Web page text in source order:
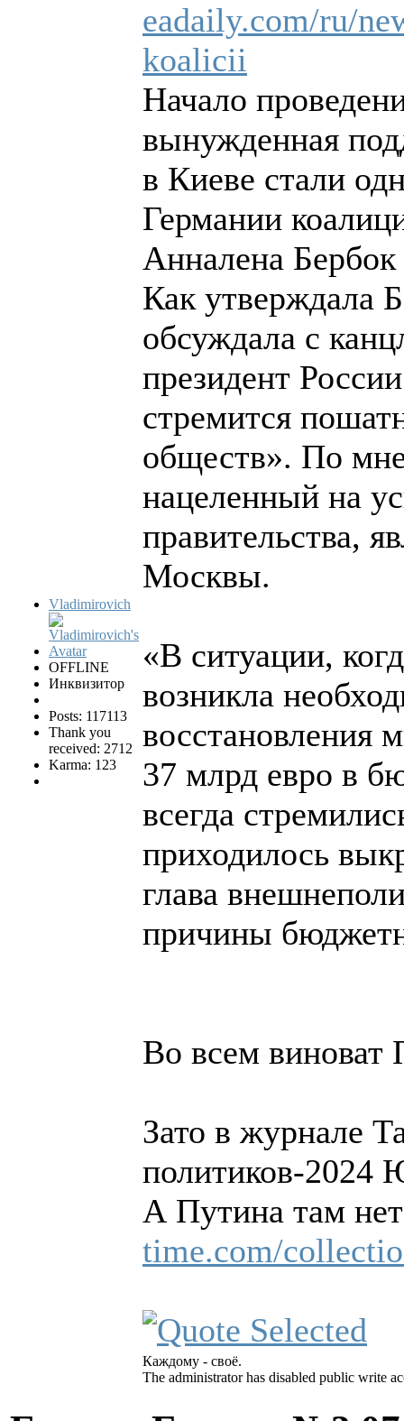
Vladimirovich
OFFLINE
Инквизитор
Posts: 117113
Thank you
received: 2712
Karma: 123
eadaily.com/ru/
koalicii
Начало
вынужденная
в Киеве стали
Германии
Анналена
Как утверждала
обсуждала с
президент
стремится
обществ». По
нацеленный на
правительства,
Москвы.
«В ситуации,
возникла
восстановления
37 млрд евро в
всегда
приходилось
глава
причины
Во всем виноват
Зато в журнале
политиков-2024
А Путина там
time.com/
Каждому - своё.
The administrator has disabled public write